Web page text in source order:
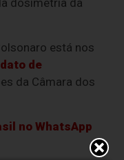
dosimetria da
está nos
de
da Câmara dos
no WhatsApp